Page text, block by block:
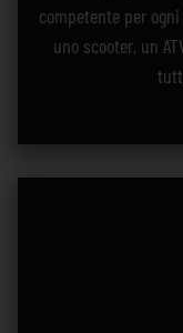
competente per
uno scooter, un